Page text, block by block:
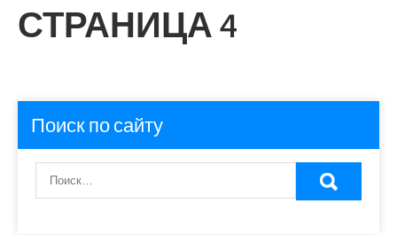
СТРАНИЦА 4
Поиск по сайту